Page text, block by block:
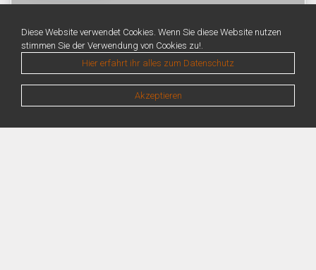
Diese Website verwendet Cookies. Wenn Sie diese Website nutzen
stimmen Sie der Verwendung von Cookies zu!.
Hier erfahrt ihr alles zum Datenschutz
Akzeptieren